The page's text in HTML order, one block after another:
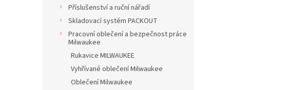
Příslušenství a ruční nářadí
Skladovací systém PACKOUT
Pracovní oblečení a bezpečnost práce
Milwaukee
Rukavice MILWAUKEE
Vyhřívané oblečení Milwaukee
Oblečení Milwaukee